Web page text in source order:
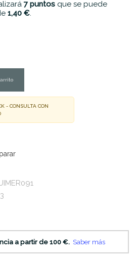
7puntos que se puede
1,40 €.
- CONSULTA CON